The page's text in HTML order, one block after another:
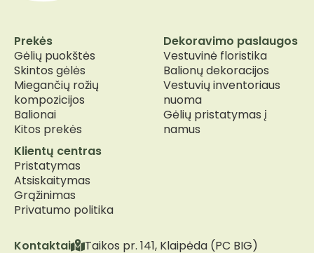
Kontaktai
Taikos pr. 141, Klaipėda (PC BIG)
Prekės
Gėlių puokštės
Skintos gėlės
Miegančių rožių
kompozicijos
Balionai
Kitos prekės
Dekoravimo paslaugos
Vestuvinė floristika
Balionų dekoracijos
Vestuvių inventoriaus
nuoma
Gėlių pristatymas į
namus
Klientų centras
Pristatymas
Atsiskaitymas
Grąžinimas
Privatumo politika